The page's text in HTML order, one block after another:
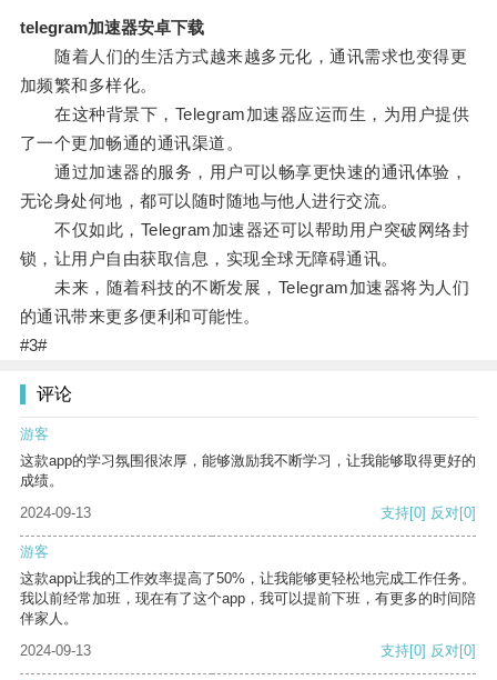
telegram加速器安卓下载
随着人们的生活方式越来越多元化，通讯需求也变得更
加频繁和多样化。
在这种背景下，Telegram加速器应运而生，为用户提供
了一个更加畅通的通讯渠道。
通过加速器的服务，用户可以畅享更快速的通讯体验，
无论身处何地，都可以随时随地与他人进行交流。
不仅如此，Telegram加速器还可以帮助用户突破网络封
锁，让用户自由获取信息，实现全球无障碍通讯。
未来，随着科技的不断发展，Telegram加速器将为人们
的通讯带来更多便利和可能性。
#3#
评论
游客
这款app的学习氛围很浓厚，能够激励我不断学习，让我能够取得更好的
成绩。
2024-09-13
支持[0] 反对[0]
游客
这款app让我的工作效率提高了50%，让我能够更轻松地完成工作任务。
我以前经常加班，现在有了这个app，我可以提前下班，有更多的时间陪
伴家人。
2024-09-13
支持[0] 反对[0]